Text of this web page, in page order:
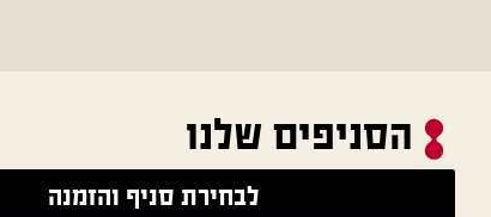
הסניפים שלנו
לבחירת סניף והזמנה